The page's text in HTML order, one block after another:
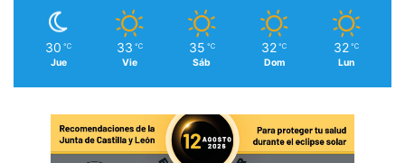
30 ℃
Jue
33 ℃
Vie
35 ℃
Sáb
32 ℃
Dom
32 ℃
Lun